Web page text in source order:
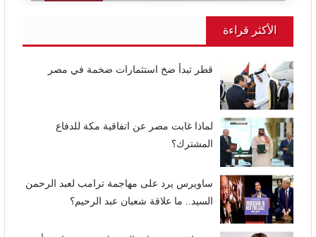
الأكثر قراءة
قطر تبدأ ضخ استثمارات ضخمة في مصر
لماذا غابت مصر عن اتفاقية مكة للدفاع
المشترك؟
ساويرس يرد على مهاجمة ترامب لعبد الرحمن
السيد.. ما علاقة شعبان عبد الرحيم؟